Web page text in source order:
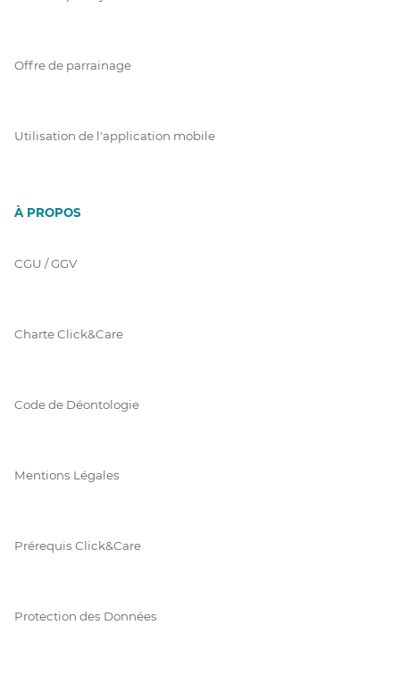
Offre de parrainage
Utilisation de l'application mobile
À PROPOS
CGU / GGV
Charte Click&Care
Code de Déontologie
Mentions Légales
Prérequis Click&Care
Protection des Données